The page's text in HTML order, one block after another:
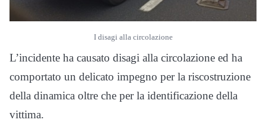
I disagi alla circolazione
L’incidente ha causato disagi alla circolazione ed ha
comportato un delicato impegno per la riscostruzione
della dinamica oltre che per la identificazione della
vittima.